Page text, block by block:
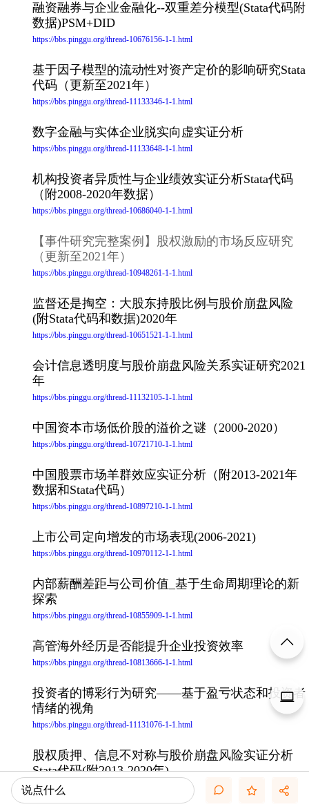
融资融券与企业金融化--双重差分模型(Stata代码附
数据)PSM+DID
https://bbs.pinggu.org/thread-10676156-1-1.html
基于因子模型的流动性对资产定价的影响研究Stata
代码（更新至2021年）
https://bbs.pinggu.org/thread-11133346-1-1.html
数字金融与实体企业脱实向虚实证分析
https://bbs.pinggu.org/thread-11133648-1-1.html
机构投资者异质性与企业绩效实证分析Stata代码
（附2008-2020年数据）
https://bbs.pinggu.org/thread-10686040-1-1.html
【事件研究完整案例】股权激励的市场反应研究
（更新至2021年）
https://bbs.pinggu.org/thread-10948261-1-1.html
监督还是掏空：大股东持股比例与股价崩盘风险
(附Stata代码和数据)2020年
https://bbs.pinggu.org/thread-10651521-1-1.html
会计信息透明度与股价崩盘风险关系实证研究2021
年
https://bbs.pinggu.org/thread-11132105-1-1.html
中国资本市场低价股的溢价之谜（2000-2020）
https://bbs.pinggu.org/thread-10721710-1-1.html
中国股票市场羊群效应实证分析（附2013-2021年
数据和Stata代码）
https://bbs.pinggu.org/thread-10897210-1-1.html
上市公司定向增发的市场表现(2006-2021)
https://bbs.pinggu.org/thread-10970112-1-1.html
内部薪酬差距与公司价值_基于生命周期理论的新
探索
https://bbs.pinggu.org/thread-10855909-1-1.html
高管海外经历是否能提升企业投资效率
https://bbs.pinggu.org/thread-10813666-1-1.html
投资者的博彩行为研究——基于盈亏状态和投资者
情绪的视角
https://bbs.pinggu.org/thread-11131076-1-1.html
股权质押、信息不对称与股价崩盘风险实证分析
Stata代码(附2013-2020年)
https://bbs.pinggu.org/thread-10945267-1-1.html
说点什么